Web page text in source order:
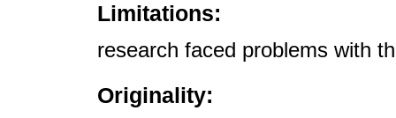
Limitations:
research faced problems with
Originality: